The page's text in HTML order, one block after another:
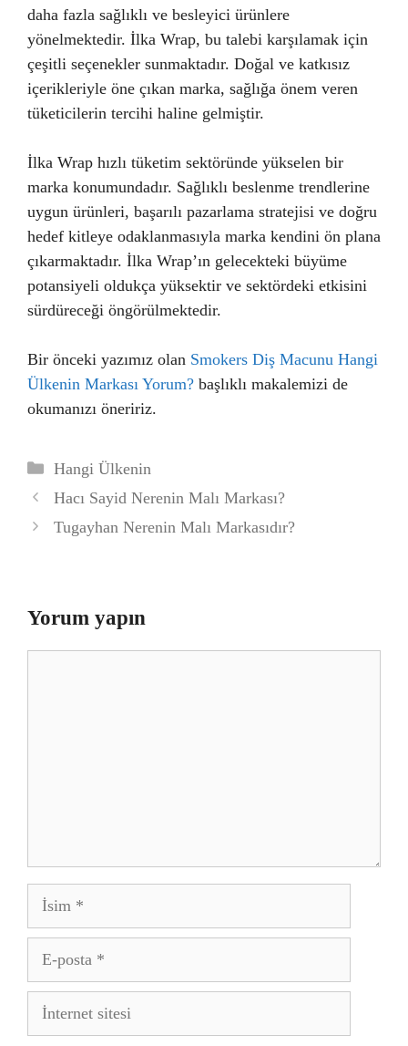
daha fazla sağlıklı ve besleyici ürünlere
yönelmektedir. İlka Wrap, bu talebi karşılamak için
çeşitli seçenekler sunmaktadır. Doğal ve katkısız
içerikleriyle öne çıkan marka, sağlığa önem veren
tüketicilerin tercihi haline gelmiştir.
İlka Wrap hızlı tüketim sektöründe yükselen bir
marka konumundadır. Sağlıklı beslenme trendlerine
uygun ürünleri, başarılı pazarlama stratejisi ve doğru
hedef kitleye odaklanmasıyla marka kendini ön plana
çıkarmaktadır. İlka Wrap’ın gelecekteki büyüme
potansiyeli oldukça yüksektir ve sektördeki etkisini
sürdüreceği öngörülmektedir.
Bir önceki yazımız olan Smokers Diş Macunu Hangi
Ülkenin Markası Yorum? başlıklı makalemizi de
okumanızı öneririz.
Kategoriler
Hangi Ülkenin
Hacı Sayid Nerenin Malı Markası?
Tugayhan Nerenin Malı Markasıdır?
Yorum yapın
İsim
posta
İnternet